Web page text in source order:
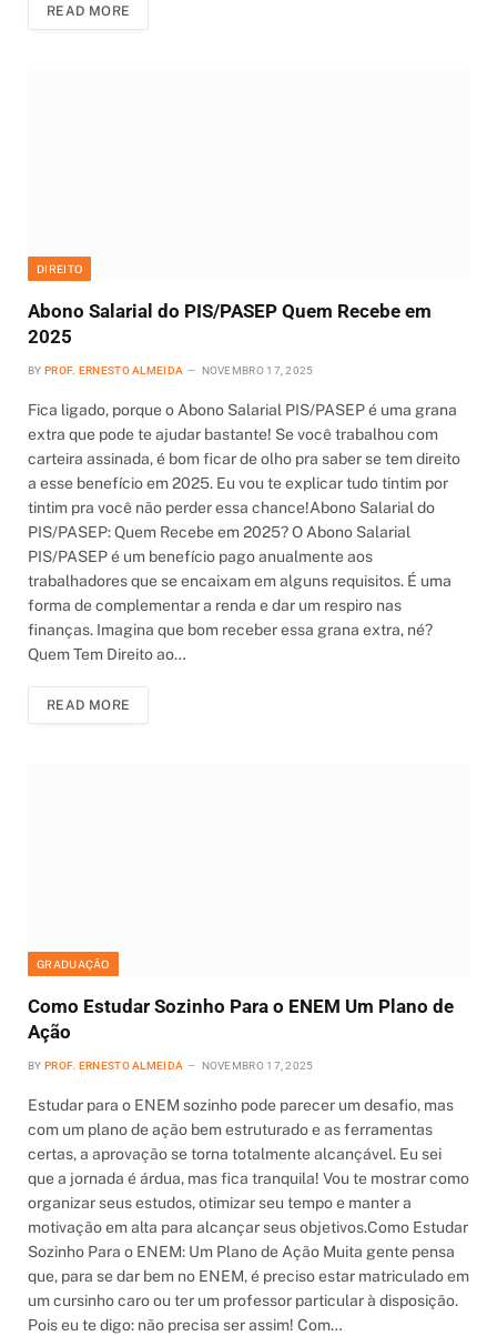
READ MORE
DIREITO
Abono Salarial do PIS/PASEP Quem Recebe em
2025
BY PROF. ERNESTO ALMEIDA NOVEMBRO 17, 2025
Fica ligado, porque o Abono Salarial PIS/PASEP é uma grana
extra que pode te ajudar bastante! Se você trabalhou com
carteira assinada, é bom ficar de olho pra saber se tem direito
a esse benefício em 2025. Eu vou te explicar tudo tintim por
tintim pra você não perder essa chance!Abono Salarial do
PIS/PASEP: Quem Recebe em 2025? O Abono Salarial
PIS/PASEP é um benefício pago anualmente aos
trabalhadores que se encaixam em alguns requisitos. É uma
forma de complementar a renda e dar um respiro nas
finanças. Imagina que bom receber essa grana extra, né?
Quem Tem Direito ao…
READ MORE
GRADUAÇÃO
Como Estudar Sozinho Para o ENEM Um Plano de
Ação
BY PROF. ERNESTO ALMEIDA NOVEMBRO 17, 2025
Estudar para o ENEM sozinho pode parecer um desafio, mas
com um plano de ação bem estruturado e as ferramentas
certas, a aprovação se torna totalmente alcançável. Eu sei
que a jornada é árdua, mas fica tranquila! Vou te mostrar como
organizar seus estudos, otimizar seu tempo e manter a
motivação em alta para alcançar seus objetivos.Como Estudar
Sozinho Para o ENEM: Um Plano de Ação Muita gente pensa
que, para se dar bem no ENEM, é preciso estar matriculado em
um cursinho caro ou ter um professor particular à disposição.
Pois eu te digo: não precisa ser assim! Com…